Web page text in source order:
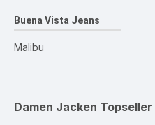
Buena Vista Jeans
Malibu
Damen Jacken Topseller